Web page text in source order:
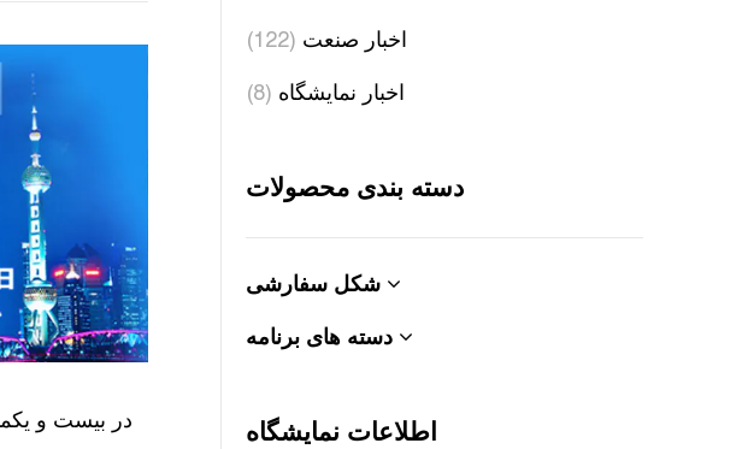
اخبار صنعت (122)
اخبار نمایشگاه (8)
دسته بندی محصولات
اطلاعات نمایشگاه